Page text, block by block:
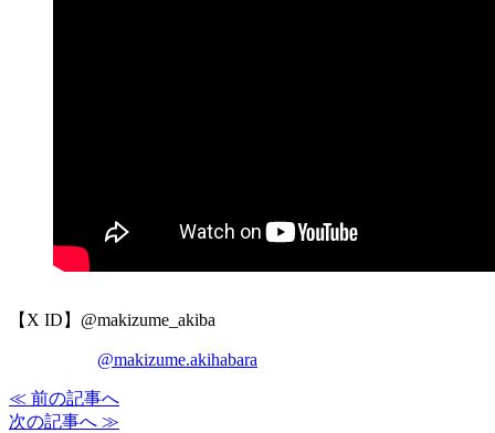
【X ID】@makizume_akiba
@makizume.akihabara
≪ 前の記事へ
次の記事へ ≫